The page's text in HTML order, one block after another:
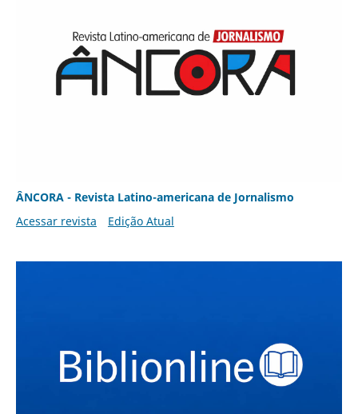
ÂNCORA - Revista Latino-americana de Jornalismo
Acessar revista
Edição Atual